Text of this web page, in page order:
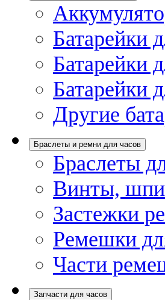
Батарейки
Батарейки
Батарейки
Другие
Браслеты и ремни для часов
Браслеты
Винты,
Застежки
Ремешки
Части
Запчасти для часов